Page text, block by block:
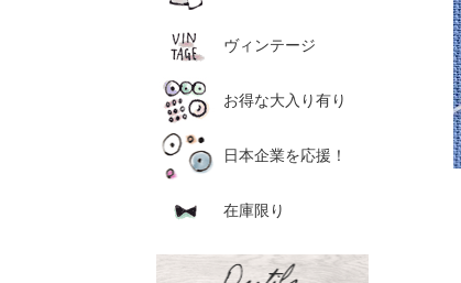
ヴィンテージ
お得な大入り有り
日本企業を応援！
在庫限り